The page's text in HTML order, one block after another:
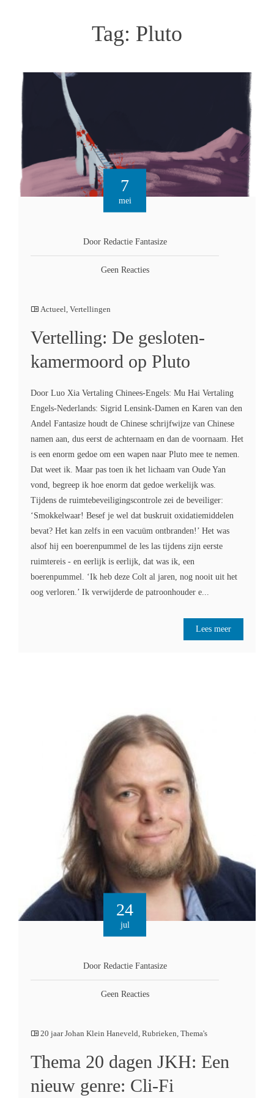
Tag: Pluto
7
mei
Door Redactie Fantasize
Geen Reacties
Actueel, Vertellingen
Vertelling: De gesloten-
kamermoord op Pluto
Door Luo Xia Vertaling Chinees-Engels: Mu Hai Vertaling
Engels-Nederlands: Sigrid Lensink-Damen en Karen van den
Andel Fantasize houdt de Chinese schrijfwijze van Chinese
namen aan, dus eerst de achternaam en dan de voornaam. Het
is een enorm gedoe om een wapen naar Pluto mee te nemen.
Dat weet ik. Maar pas toen ik het lichaam van Oude Yan
vond, begreep ik hoe enorm dat gedoe werkelijk was.
Tijdens de ruimtebeveiligingscontrole zei de beveiliger:
‘Smokkelwaar! Besef je wel dat buskruit oxidatiemiddelen
bevat? Het kan zelfs in een vacuüm ontbranden!’ Het was
alsof hij een boerenpummel de les las tijdens zijn eerste
ruimtereis - en eerlijk is eerlijk, dat was ik, een
boerenpummel. ‘Ik heb deze Colt al jaren, nog nooit uit het
oog verloren.’ Ik verwijderde de patroonhouder e...
Lees meer
24
jul
Door Redactie Fantasize
Geen Reacties
20 jaar Johan Klein Haneveld, Rubrieken, Thema's
Thema 20 dagen JKH: Een
nieuw genre: Cli-Fi